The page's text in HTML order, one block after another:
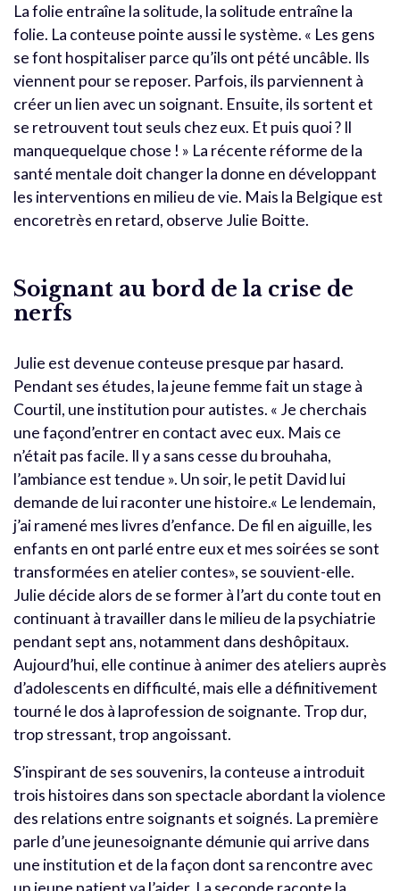
La folie entraîne la solitude, la solitude entraîne la
folie. La conteuse pointe aussi le système. « Les gens
se font hospitaliser parce qu’ils ont pété uncâble. Ils
viennent pour se reposer. Parfois, ils parviennent à
créer un lien avec un soignant. Ensuite, ils sortent et
se retrouvent tout seuls chez eux. Et puis quoi ? Il
manquequelque chose ! » La récente réforme de la
santé mentale doit changer la donne en développant
les interventions en milieu de vie. Mais la Belgique est
encoretrès en retard, observe Julie Boitte.
Soignant au bord de la crise de
nerfs
Julie est devenue conteuse presque par hasard.
Pendant ses études, la jeune femme fait un stage à
Courtil, une institution pour autistes. « Je cherchais
une façond’entrer en contact avec eux. Mais ce
n’était pas facile. Il y a sans cesse du brouhaha,
l’ambiance est tendue ». Un soir, le petit David lui
demande de lui raconter une histoire.« Le lendemain,
j’ai ramené mes livres d’enfance. De fil en aiguille, les
enfants en ont parlé entre eux et mes soirées se sont
transformées en atelier contes», se souvient-elle.
Julie décide alors de se former à l’art du conte tout en
continuant à travailler dans le milieu de la psychiatrie
pendant sept ans, notamment dans deshôpitaux.
Aujourd’hui, elle continue à animer des ateliers auprès
d’adolescents en difficulté, mais elle a définitivement
tourné le dos à laprofession de soignante. Trop dur,
trop stressant, trop angoissant.
S’inspirant de ses souvenirs, la conteuse a introduit
trois histoires dans son spectacle abordant la violence
des relations entre soignants et soignés. La première
parle d’une jeunesoignante démunie qui arrive dans
une institution et de la façon dont sa rencontre avec